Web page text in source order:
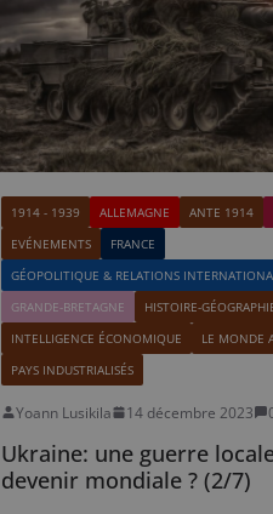
1914 - 1939 ALLEMAGNE ANTE 1914
EVÉNEMENTS
FRANCE
GÉOPOLITIQUE & RELATIONS
GRANDE-BRETAGNE
HISTOIRE-
INTELLIGENCE ÉCONOMIQUE
LE MONDE
PAYS INDUSTRIALISÉS
Yoann Lusikila 14 décembre 2023
Ukraine: une guerre
devenir mondiale ? (2/7)